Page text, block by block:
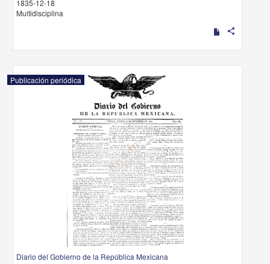
1835-12-18
Multidisciplina
share
Publicación periódica
Diario del Gobierno de la República Mexicana